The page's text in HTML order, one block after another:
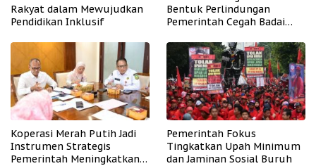
Rakyat dalam Mewujudkan
Pendidikan Inklusif
Bentuk Perlindungan
Pemerintah Cegah Badai
Koperasi Merah Putih Jadi
Instrumen Strategis
Pemerintah Meningkatkan
Pemerintah Fokus
Tingkatkan Upah Minimum
dan Jaminan Sosial Buruh